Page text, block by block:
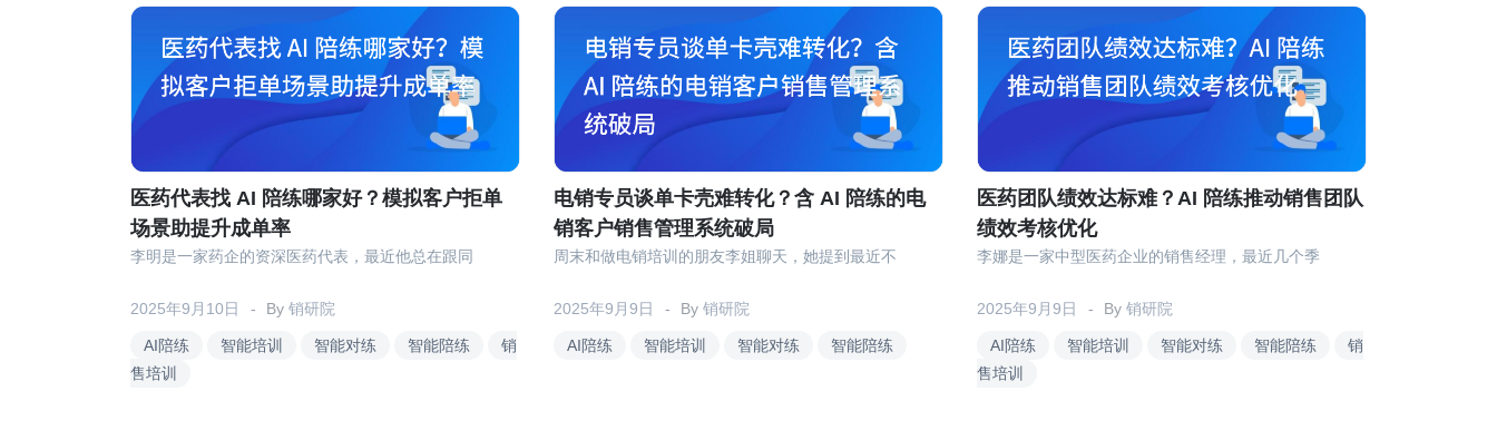
AI陪练 智能培训 智能对练 智能陪练
销
售培训
医药代表找 AI 陪练哪家好？模拟客户拒单
场景助提升成单率
2025年9月10日 By 销研院
李明是一家药企的资深医药代表，最近他总在跟同
AI陪练 智能培训 智能对练 智能陪练
电销专员谈单卡壳难转化？含 AI 陪练的电
销客户销售管理系统破局
2025年9月9日 By 销研院
周末和做电销培训的朋友李姐聊天，她提到最近不
AI陪练 智能培训 智能对练 智能陪练
销
售培训
医药团队绩效达标难？AI 陪练推动销售团队
绩效考核优化
2025年9月9日 By 销研院
李娜是一家中型医药企业的销售经理，最近几个季